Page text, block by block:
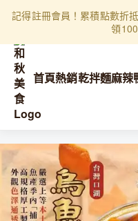
首頁熱銷乾拌麵麻辣
記得註冊會員！累積點數折
領